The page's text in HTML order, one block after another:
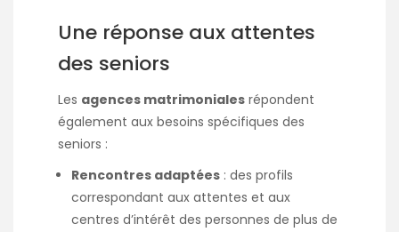
Une réponse aux attentes
des seniors
Les agences matrimoniales répondent
également aux besoins spécifiques des
seniors :​
Rencontres adaptées : des profils
correspondant aux attentes et aux
centres d’intérêt des personnes de plus de